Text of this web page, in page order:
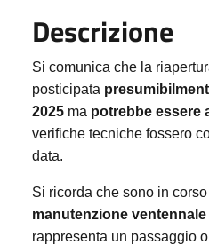
Descrizione
Si comunica che la
posticipata
2025 ma potrebbe essere
verifiche tecniche fossero
data.
Si ricorda che sono in
manutenzione ventennale
rappresenta un passaggio